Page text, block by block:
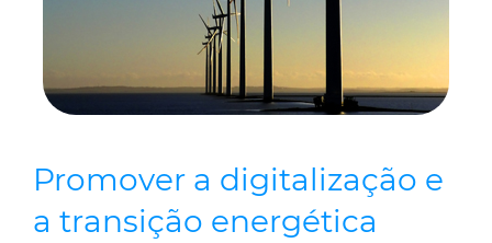
Promover a digitalização e
a transição energética